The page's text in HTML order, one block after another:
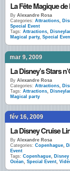
La Fête Magique
By Alexandre Rosa
Categories: Attractions,
Special Event
Tags: Attractions,
Magical party, Special
mar 9, 2009
By Alexandre Rosa
Categories: Attractions,
Tags: Attractions,
Magical party
fév 16, 2009
By Alexandre Rosa
Categories: Copenhague,
Event
Tags: Copenhague,
Océan, Special Event,